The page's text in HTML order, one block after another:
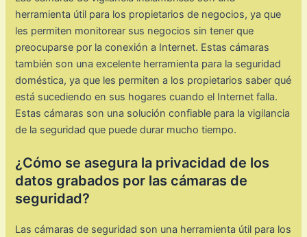
herramienta útil para los propietarios de negocios, ya que
les permiten monitorear sus negocios sin tener que
preocuparse por la conexión a Internet. Estas cámaras
también son una excelente herramienta para la seguridad
doméstica, ya que les permiten a los propietarios saber qué
está sucediendo en sus hogares cuando el Internet falla.
Estas cámaras son una solución confiable para la vigilancia
de la seguridad que puede durar mucho tiempo.
¿Cómo se asegura la privacidad de los
datos grabados por las cámaras de
seguridad?
Las cámaras de seguridad son una herramienta útil para los